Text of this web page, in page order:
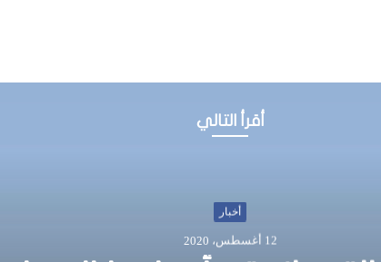
أقرأ التالي
أخبار
12 أغسطس، 2020